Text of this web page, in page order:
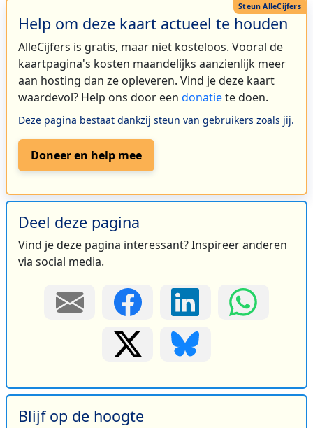
Help om deze kaart actueel te houden
AlleCijfers is gratis, maar niet kosteloos. Vooral de
kaartpagina's kosten maandelijks aanzienlijk meer
aan hosting dan ze opleveren. Vind je deze kaart
waardevol? Help ons door een donatiete doen.
Deze pagina bestaat dankzij steun van gebruikers zoals jij.
Doneer en help mee
Deel deze pagina
Vind je deze pagina interessant? Inspireer anderen
via social media.
Blijf op de hoogte